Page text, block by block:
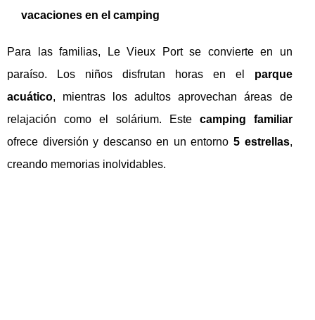
vacaciones en el camping
Para las familias, Le Vieux Port se convierte en un
paraíso. Los niños disfrutan horas en el parque
acuático, mientras los adultos aprovechan áreas de
relajación como el solárium. Este camping familiar
ofrece diversión y descanso en un entorno5 estrellas,
creando memorias inolvidables.